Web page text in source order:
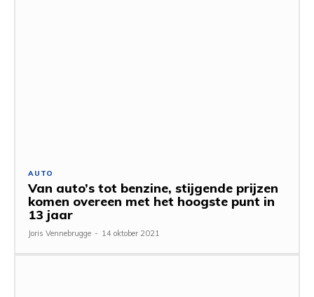
AUTO
Van auto’s tot benzine, stijgende prijzen
komen overeen met het hoogste punt in
13 jaar
Joris Vennebrugge - 14 oktober 2021